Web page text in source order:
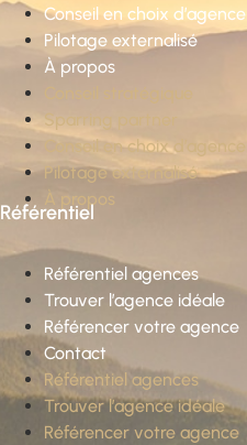
Conseil en choix d’agence
Pilotage externalisé
À propos
Conseil stratégique
Sparring partner
Conseil en choix d’agence
Pilotage externalisé
À propos
Référentiel
Référentiel agences
Trouver l’agence idéale
Référencer votre agence
Contact
Référentiel agences
Trouver l’agence idéale
Référencer votre agence